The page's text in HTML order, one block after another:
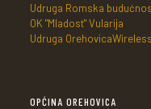
Udruga Romska
OK "Mladost" Vularija
Udruga OrehovicaWireless
OPĆINA OREHOVICA